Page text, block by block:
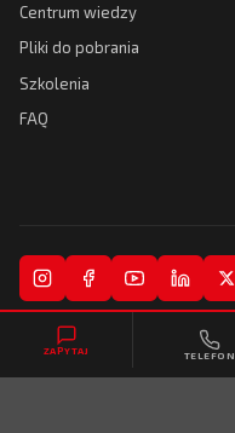
ZAPYTAJ TELEFON
Centrum wiedzy
Pliki do pobrania
Szkolenia
FAQ
© 2026 Kreski Spółka Jawna.
Polityka prywatności